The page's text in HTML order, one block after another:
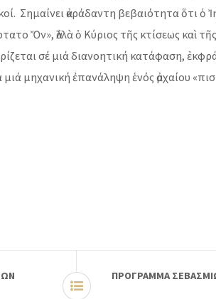
Σημαίνει ἀκράδαντη βεβαιότητα ὅτι ὁ
Ὄν», ἀλλὰ ὁ Κύριος τῆς κτίσεως καὶ
σέ μιά διανοητική κατάφαση,
μηχανική ἐπανάληψη ἑνός ἀρχαίου
ΠΡΟΓΡΑΜΜΑ